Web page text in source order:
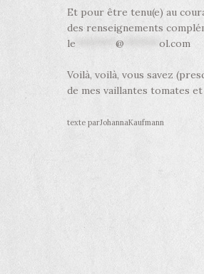
Et pour être tenu(e) au
des renseignements
le
@ ol.com
Voilà, voilà, vous savez
de mes vaillantes tomates
texte parJohannaKaufmann